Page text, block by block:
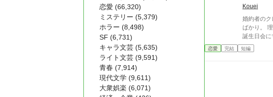
ければ幸い
Kouei
婚約者の
ばかり。
誕生日会
「どうぞ
出かけする
恋愛 完結 短編
恋愛 (66,320)
ミステリー (5,379)
ホラー (8,498)
SF (6,731)
キャラ文芸 (5,635)
ライト文芸 (9,591)
青春 (7,914)
現代文学 (9,611)
大衆娯楽 (6,071)